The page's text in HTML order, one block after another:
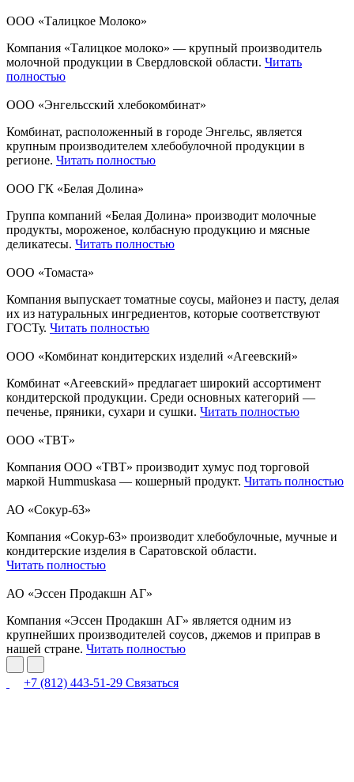
ООО «Талицкое Молоко»
Компания «Талицкое молоко» — крупный производитель
молочной продукции в Свердловской области. Читать
полностью
ООО «Энгельсский хлебокомбинат»
Комбинат, расположенный в городе Энгельс, является
крупным производителем хлебобулочной продукции в
регионе. Читать полностью
ООО ГК «Белая Долина»
Группа компаний «Белая Долина» производит молочные
продукты, мороженое, колбасную продукцию и мясные
деликатесы. Читать полностью
ООО «Томаста»
Компания выпускает томатные соусы, майонез и пасту, делая
их из натуральных ингредиентов, которые соответствуют
ГОСТу. Читать полностью
ООО «Комбинат кондитерских изделий «Агеевский»
Комбинат «Агеевский» предлагает широкий ассортимент
кондитерской продукции. Среди основных категорий —
печенье, пряники, сухари и сушки. Читать полностью
ООО «ТВТ»
Компания ООО «ТВТ» производит хумус под торговой
маркой Hummuskasa — кошерный продукт. Читать полностью
АО «Сокур-63»
Компания «Сокур-63» производит хлебобулочные, мучные и
кондитерские изделия в Саратовской области.
Читать полностью
АО «Эссен Продакшн АГ»
Компания «Эссен Продакшн АГ» является одним из
крупнейших производителей соусов, джемов и приправ в
нашей стране. Читать полностью
+7 (812) 443-51-29 Связаться